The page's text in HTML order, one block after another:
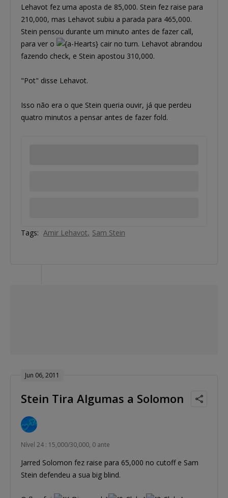
Lehavot fez uma aposta de 85,000. Stein fez raise para
210,000, mas Lehavot subiu a parada para 465,000.
Stein pensou durante um minuto antes de fazer call,
para ver o
cair no turn. Lehavot abrandou
fazendo check, e Stein apostou 310,000.
"Pot" disse Lehavot.
Isso não era o que Stein queria ouvir, já que perdeu
quatro minutos a pensar antes de fazer fold.
Tags: Amir Lehavot Sam Stein
Jun 06, 2011
Stein Tira Algumas a Solomon
Nível 24 : 15,000/30,000, 0 ante
Jarred Solomon fez raise para 65,000 no cutoff e Sam
Stein defendeu a sua big blind.